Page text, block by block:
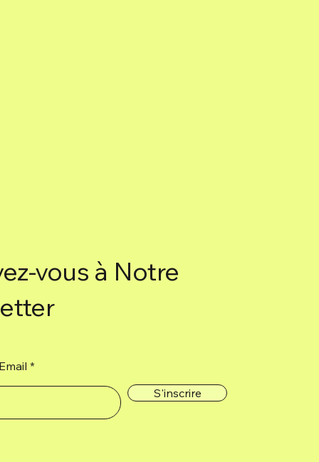
vous à Notre
S'inscrire